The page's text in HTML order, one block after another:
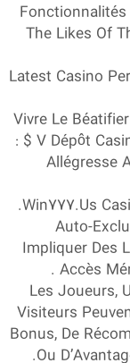
The Likes Of
Latest Casino
Vivre Le
: $ V Dépôt
Win777.Us
Auto-
Impliquer
Accès
Les Joueurs,
Visiteurs
Bonus, De
Ou